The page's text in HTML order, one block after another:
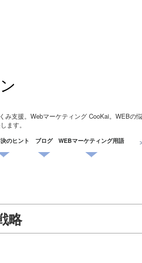
支援。Webマーケティング CooKai。WEB
ます。
のヒント ブログ WEBマーケティング用語
略